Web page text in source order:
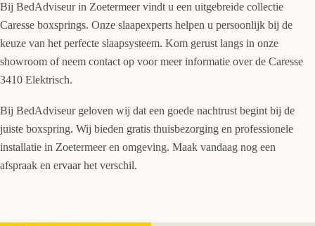
Bij BedAdviseur in Zoetermeer vindt u een uitgebreide collectie
Caresse boxsprings. Onze slaapexperts helpen u persoonlijk bij de
keuze van het perfecte slaapsysteem. Kom gerust langs in onze
showroom of neem contact op voor meer informatie over de Caresse
3410 Elektrisch.
Bij BedAdviseur geloven wij dat een goede nachtrust begint bij de
juiste boxspring. Wij bieden gratis thuisbezorging en professionele
installatie in Zoetermeer en omgeving. Maak vandaag nog een
afspraak en ervaar het verschil.